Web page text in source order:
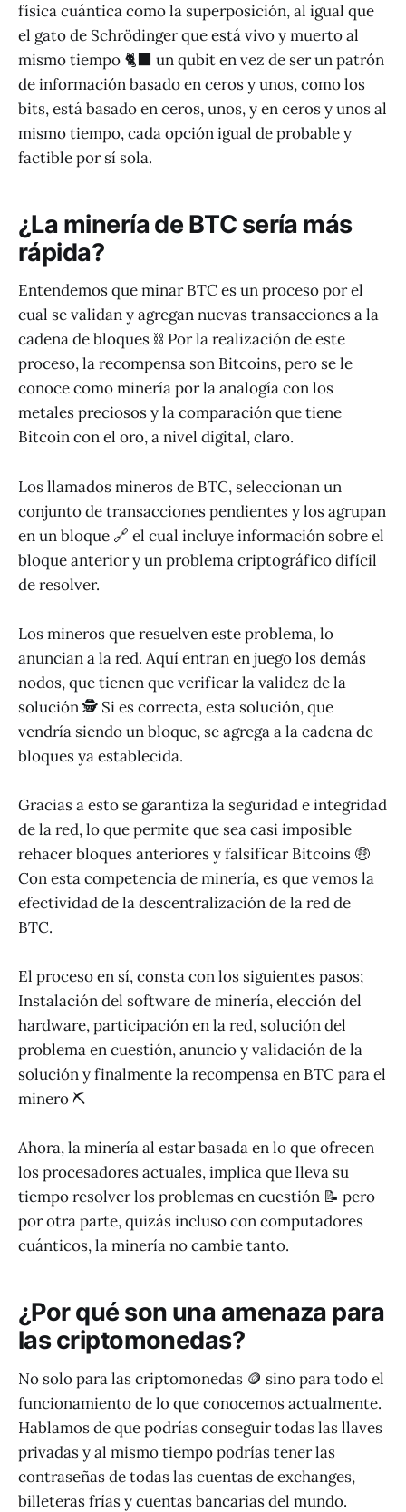
física cuántica como la superposición, al igual que
el gato de Schrödinger que está vivo y muerto al
mismo tiempo 🐈‍⬛ un qubit en vez de ser un patrón
de información basado en ceros y unos, como los
bits, está basado en ceros, unos, y en ceros y unos al
mismo tiempo, cada opción igual de probable y
factible por sí sola.
¿La minería de BTC sería más
rápida?
Entendemos que minar BTC es un proceso por el
cual se validan y agregan nuevas transacciones a la
cadena de bloques ⛓ Por la realización de este
proceso, la recompensa son Bitcoins, pero se le
conoce como minería por la analogía con los
metales preciosos y la comparación que tiene
Bitcoin con el oro, a nivel digital, claro.
Los llamados mineros de BTC, seleccionan un
conjunto de transacciones pendientes y los agrupan
en un bloque 🔗 el cual incluye información sobre el
bloque anterior y un problema criptográfico difícil
de resolver.
Los mineros que resuelven este problema, lo
anuncian a la red. Aquí entran en juego los demás
nodos, que tienen que verificar la validez de la
solución 🕵️ Si es correcta, esta solución, que
vendría siendo un bloque, se agrega a la cadena de
bloques ya establecida.
Gracias a esto se garantiza la seguridad e integridad
de la red, lo que permite que sea casi imposible
rehacer bloques anteriores y falsificar Bitcoins 🤑
Con esta competencia de minería, es que vemos la
efectividad de la descentralización de la red de
BTC.
El proceso en sí, consta con los siguientes pasos;
Instalación del software de minería, elección del
hardware, participación en la red, solución del
problema en cuestión, anuncio y validación de la
solución y finalmente la recompensa en BTC para el
minero ⛏
Ahora, la minería al estar basada en lo que ofrecen
los procesadores actuales, implica que lleva su
tiempo resolver los problemas en cuestión 📝 pero
por otra parte, quizás incluso con computadores
cuánticos, la minería no cambie tanto.
¿Por qué son una amenaza para
las criptomonedas?
No solo para las criptomonedas 🪙 sino para todo el
funcionamiento de lo que conocemos actualmente.
Hablamos de que podrías conseguir todas las llaves
privadas y al mismo tiempo podrías tener las
contraseñas de todas las cuentas de exchanges,
billeteras frías y cuentas bancarias del mundo.